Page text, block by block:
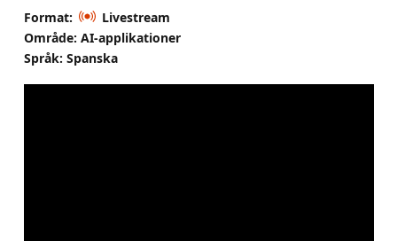
Format:
Livestream
Område: AI-applikationer
Språk: Spanska